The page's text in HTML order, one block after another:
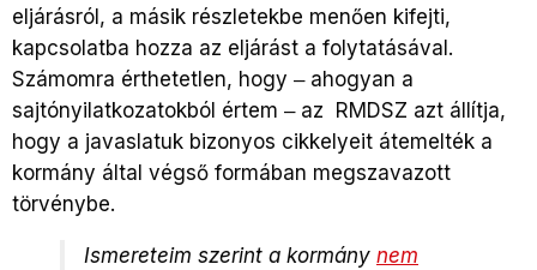
eljárásról, a másik részletekbe menően kifejti,
kapcsolatba hozza az eljárást a folytatásával.
Számomra érthetetlen, hogy ‒ ahogyan a
sajtónyilatkozatokból értem ‒ az RMDSZ azt állítja,
hogy a javaslatuk bizonyos cikkelyeit átemelték a
kormány által végső formában megszavazott
törvénybe.
Ismereteim szerint a kormány nem